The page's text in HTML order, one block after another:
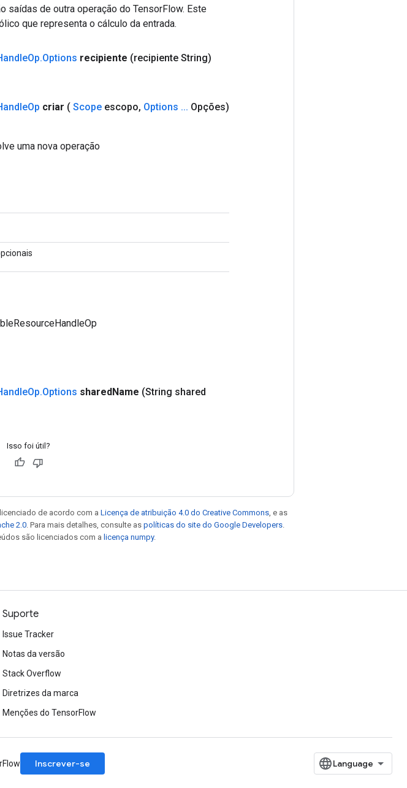
saídas de outra operação do TensorFlow. Este
que representa o cálculo da entrada.
Op.Options recipiente (recipiente String)
Op criar ( Scope escopo, Options ... Opções)
uma nova operação
Op.Options sharedName (String shared
Isso foi útil?
de acordo com a Licença de atribuição 4.0 do Creative Commons , e as
2.0 . Para mais detalhes, consulte as políticas do site do Google Developers
são licenciados com a licença numpy.
Suporte
Issue Tracker
Notas da versão
Stack Overflow
Diretrizes da marca
Menções do TensorFlow
Inscrever-se